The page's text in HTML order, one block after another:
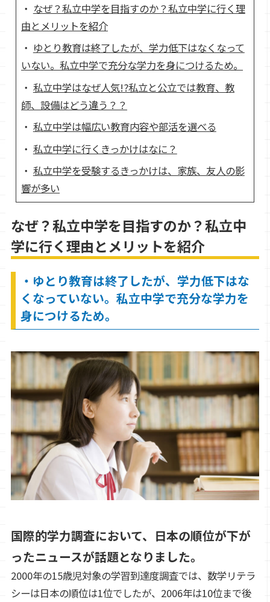
なぜ？私立中学を目指すのか？私立中学に行く理
由とメリットを紹介
ゆとり教育は終了したが、学力低下はなくなって
いない。私立中学で充分な学力を身につけるため。
私立中学はなぜ人気!?私立と公立では教育、教
師、設備はどう違う？？
私立中学は幅広い教育内容や部活を選べる
私立中学に行くきっかけはなに？
私立中学を受験するきっかけは、家族、友人の影
響が多い
なぜ？私立中学を目指すのか？私立中
学に行く理由とメリットを紹介
・ゆとり教育は終了したが、学力低下はな
くなっていない。私立中学で充分な学力を
身につけるため。
国際的学力調査において、日本の順位が下が
ったニュースが話題となりました。
2000年の15歳児対象の学習到達度調査では、数学リテラ
シーは日本の順位は1位でしたが、2006年は10位まで後